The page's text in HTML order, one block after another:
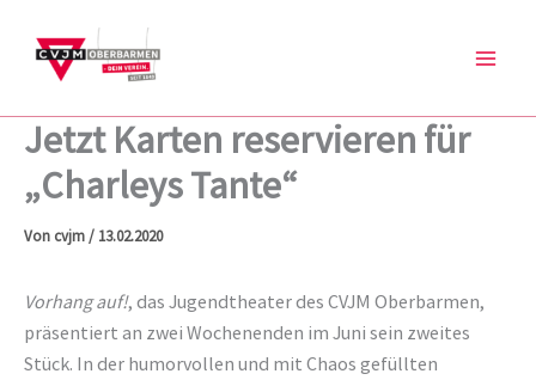
Inhalt
springen
Jetzt Karten reservieren für
„Charleys Tante“
Von cvjm/ 13.02.2020
Vorhang auf!, das Jugendtheater des CVJM Oberbarmen,
präsentiert an zwei Wochenenden im Juni sein zweites
Stück. In der humorvollen und mit Chaos gefüllten